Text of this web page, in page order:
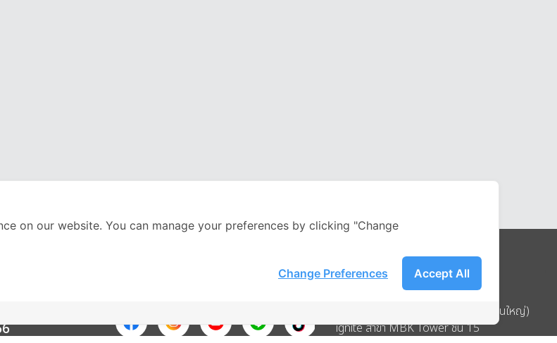
Address
บริษัท อิกไนท์ เอ สตาร์ จำกัด (สำนักงานใหญ่)
ignite สาขา MBK Tower ชั้น 15
on our website. You can manage your preferences by clicking "Change
Accept All
Change Preferences